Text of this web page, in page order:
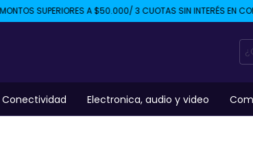
SUPERIORES A $50.000/ 3 CUOTAS SIN INTERÉS EN
Conectividad Electronica, audio y video